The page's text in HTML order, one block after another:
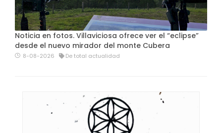
Noticia en fotos. Villaviciosa ofrece ver el “eclipse”
desde el nuevo mirador del monte Cubera
8-08-2026 De total actualidad